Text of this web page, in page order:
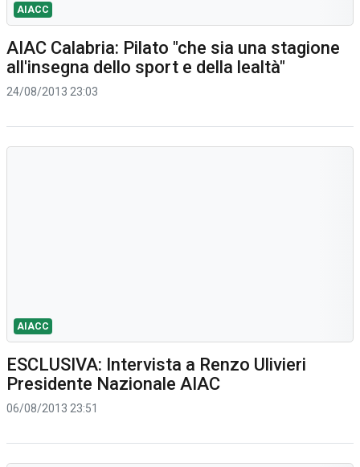
AIACC
AIAC Calabria: Pilato "che sia una stagione
all'insegna dello sport e della lealtà"
24/08/2013 23:03
AIACC
ESCLUSIVA: Intervista a Renzo Ulivieri
Presidente Nazionale AIAC
06/08/2013 23:51